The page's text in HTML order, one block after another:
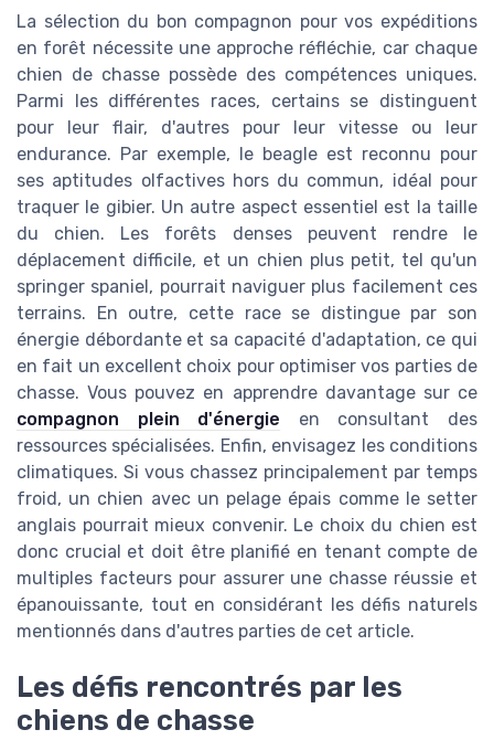
La sélection du bon compagnon pour vos expéditions
en forêt nécessite une approche réfléchie, car chaque
chien de chasse possède des compétences uniques.
Parmi les différentes races, certains se distinguent
pour leur flair, d'autres pour leur vitesse ou leur
endurance. Par exemple, le beagle est reconnu pour
ses aptitudes olfactives hors du commun, idéal pour
traquer le gibier. Un autre aspect essentiel est la taille
du chien. Les forêts denses peuvent rendre le
déplacement difficile, et un chien plus petit, tel qu'un
springer spaniel, pourrait naviguer plus facilement ces
terrains. En outre, cette race se distingue par son
énergie débordante et sa capacité d'adaptation, ce qui
en fait un excellent choix pour optimiser vos parties de
chasse. Vous pouvez en apprendre davantage sur ce
compagnon plein d'énergie en consultant des
ressources spécialisées. Enfin, envisagez les conditions
climatiques. Si vous chassez principalement par temps
froid, un chien avec un pelage épais comme le setter
anglais pourrait mieux convenir. Le choix du chien est
donc crucial et doit être planifié en tenant compte de
multiples facteurs pour assurer une chasse réussie et
épanouissante, tout en considérant les défis naturels
mentionnés dans d'autres parties de cet article.
Les défis rencontrés par les
chiens de chasse